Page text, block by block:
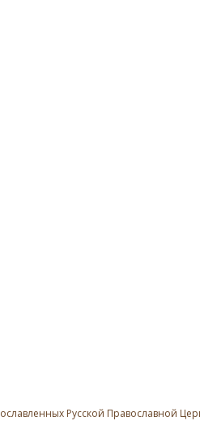
Русской Православной